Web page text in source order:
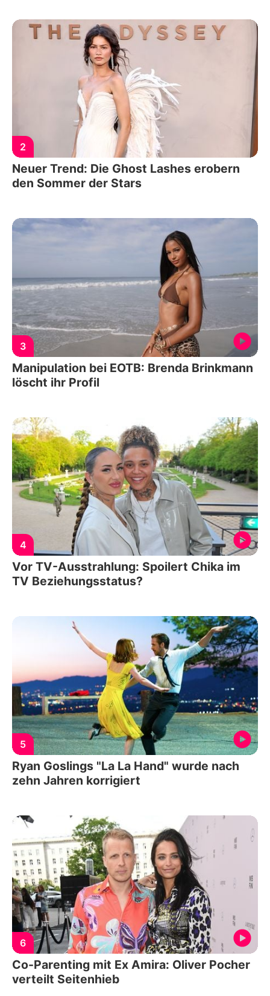
2
Neuer Trend: Die Ghost Lashes erobern
den Sommer der Stars
3
Manipulation bei EOTB: Brenda Brinkmann
löscht ihr Profil
4
Vor TV-Ausstrahlung: Spoilert Chika im
TV Beziehungsstatus?
5
Ryan Goslings "La La Hand" wurde nach
zehn Jahren korrigiert
6
Co-Parenting mit Ex Amira: Oliver Pocher
verteilt Seitenhieb